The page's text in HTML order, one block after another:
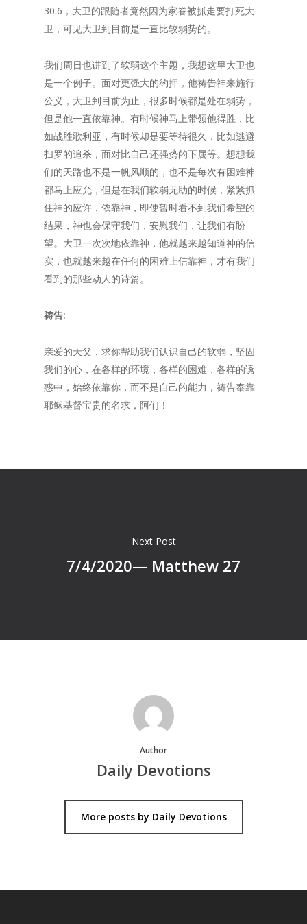
30:6，大卫的跟随者竟然因为家眷被抓走要打死大
卫，可见大卫到目前是一直比较弱势的。
我们周日也讲到了软弱这个主题，我想这里大卫也
是一个例子。面对更强大的约押，他祷告神来施行
公义，大卫到目前为止，很多时候都是处在弱势，
但是他一直依靠神。有时候神马上带领他得胜，比
如战胜歌利亚，有时候却是要等待很久，比如逃避
扫罗的追杀，面对比自己还强势的下属等。想想我
们的天路也不是一帆风顺的，也不是每次有困难神
都马上应允，但是在我们软弱无助的时候，紧紧抓
住神的应许，依靠神，即使暂时看不到我们希望的
结果，神也会保守我们，安慰我们，让我们有盼
望。大卫一次次地依靠神，他就越来越知道神的信
实，也就越来越在任何的困难上信靠神，才有我们
看到的那些动人的诗篇。
祷告:
亲爱的天父，求你帮助我们认识自己的软弱，坚固
我们的心，在各样的环境，各样的困难，各样的诱
惑中，始终依靠你，而不是自己的能力，祷告奉靠
耶稣基督宝贵的名求，阿们！
Next Post
7/4/2020— Matthew 27
Author
Daily Devotions
More posts by Daily Devotions